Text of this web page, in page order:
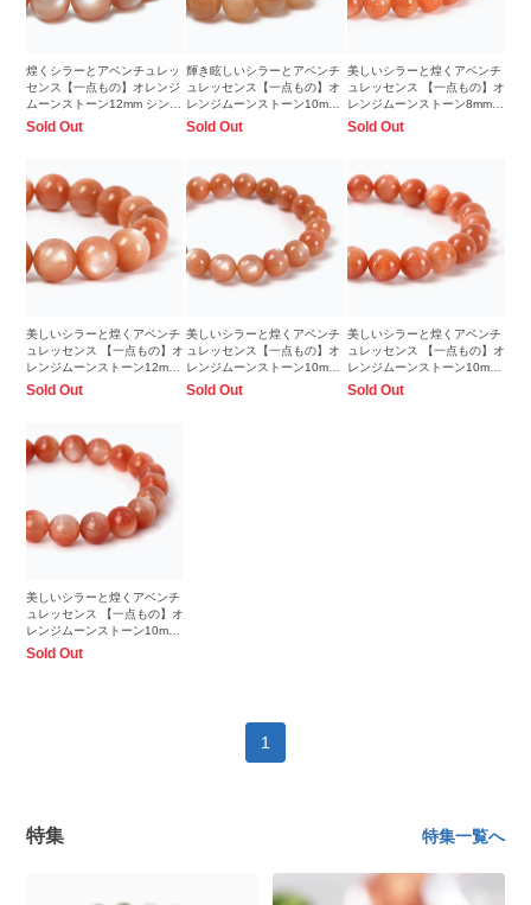
煌くシラーとアベンチュレッ
センス【一点もの】オレンジ
ムーンストーン12mm シンプ
ルブレスレット【鑑別書付
Sold Out
輝き眩しいシラーとアベンチ
ュレッセンス【一点もの】オ
レンジムーンストーン10mm
シンプルブレスレット
Sold Out
美しいシラーと煌くアベンチ
ュレッセンス 【一点もの】オ
レンジムーンストーン8mm
シンプルブレスレット
Sold Out
美しいシラーと煌くアベンチ
ュレッセンス 【一点もの】オ
レンジムーンストーン12mm
シンプルブレスレット
Sold Out
美しいシラーと煌くアベンチ
ュレッセンス【一点もの】オ
レンジムーンストーン10mm
シンプルブレスレット
Sold Out
美しいシラーと煌くアベンチ
ュレッセンス 【一点もの】オ
レンジムーンストーン10mm
シンプルブレスレット
Sold Out
美しいシラーと煌くアベンチ
ュレッセンス 【一点もの】オ
レンジムーンストーン10mm
シンプルブレスレット
Sold Out
1
特集 特集一覧へ